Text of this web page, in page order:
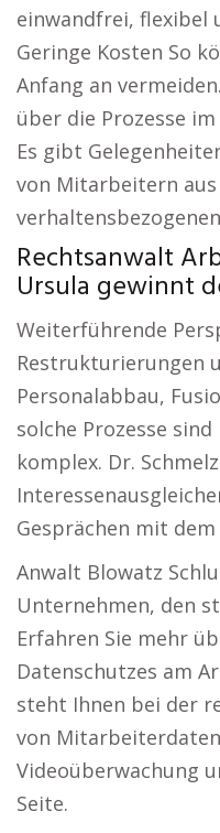
einwandfrei, flexibel
Geringe Kosten So
Anfang an
über die Prozesse
Es gibt
von Mitarbeitern
Rechtsanwalt
Ursula gewinnt
Weiterführende
Restrukturierungen
Personalabbau,
solche Prozesse
komplex. Dr.
Gesprächen mit
Anwalt Blowatz
Unternehmen, den
Erfahren Sie mehr
Datenschutzes am
steht Ihnen bei der
von
Videoüberwachung
Seite.